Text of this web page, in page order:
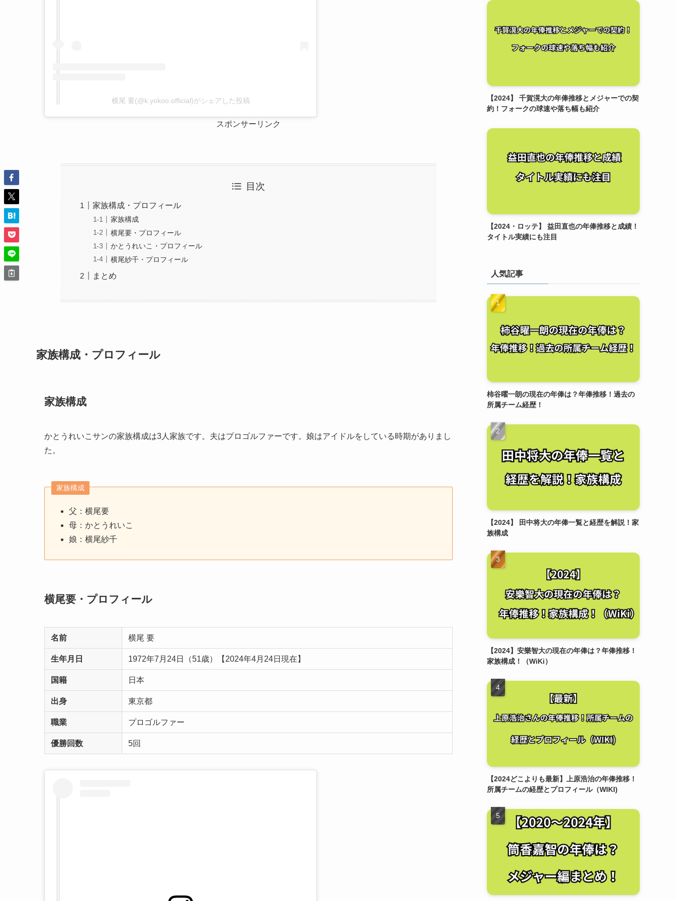
横尾 要(@k.yokoo.official)がシェアした投稿
スポンサーリンク
目次
家族構成・プロフィール
家族構成
横尾要・プロフィール
かとうれいこ・プロフィール
横尾紗千・プロフィール
まとめ
家族構成・プロフィール
家族構成
かとうれいこサンの家族構成は3人家族です。夫はプロゴルファーです。娘はアイドルをしている時期がありまし
た。
家族構成
父：横尾要
母：かとうれいこ
娘：横尾紗千
横尾要・プロフィール
名前 横尾 要
生年月日 1972年7月24日（51歳）【2024年4月24日現在】
国籍 日本
出身 東京都
職業 プロゴルファー
優勝回数 5回
【2024】 千賀滉大の年俸推移とメジャーでの契
約！フォークの球速や落ち幅も紹介
【2024・ロッテ】 益田直也の年俸推移と成績！
タイトル実績にも注目
人気記事
柿谷曜一朗の現在の年俸は？年俸推移！過去の
所属チーム経歴！
【2024】 田中将大の年俸一覧と経歴を解説！家
族構成
【2024】安樂智大の現在の年俸は？年俸推移！
家族構成！（WiKi）
【2024どこよりも最新】上原浩治の年俸推移！
所属チームの経歴とプロフィール（WIKI)